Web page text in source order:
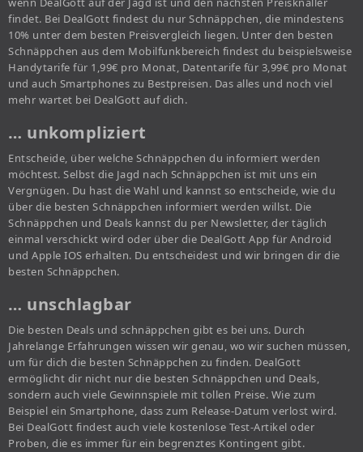
findet. Bei DealGott findest du nur Schnäppchen, die mindestens
10% unter dem besten Preisvergleich liegen. Unter den besten
Schnäppchen aus dem Mobilfunkbereich findest du beispielsweise
Handytarife für 1,99€ pro Monat, Datentarife für 3,99€ pro Monat
und auch Smartphones zu Bestpreisen. Das alles und noch viel
mehr wartet bei DealGott auf dich.
… unkompliziert
Entscheide, über welche Schnäppchen du informiert werden
möchtest. Selbst die Jagd nach Schnäppchen ist mit uns ein
Vergnügen. Du hast die Wahl und kannst so entscheide, wie du
über die besten Schnäppchen informiert werden willst. Die
Schnäppchen und Deals kannst du per Newsletter, der täglich
einmal verschickt wird oder über die DealGott App für Android
und Apple IOS erhalten. Du entscheidest und wir bringen dir die
besten Schnäppchen.
… unschlagbar
Die besten Deals und schnäppchen gibt es bei uns. Durch
Jahrelange Erfahrungen wissen wir genau, wo wir suchen müssen,
um für dich die besten Schnäppchen zu finden. DealGott
ermöglicht dir nicht nur die besten Schnäppchen und Deals,
sondern auch viele Gewinnspiele mit tollen Preise. Wie zum
Beispiel ein Smartphone, dass zum Release-Datum verlost wird.
Bei DealGott findest auch viele kostenlose Test-Artikel oder
Proben, die es immer für ein begrenztes Kontingent gibt.